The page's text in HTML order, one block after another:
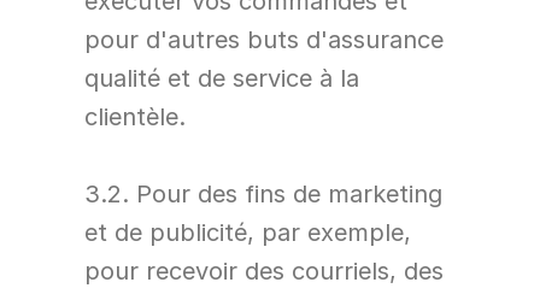
pour d'autres buts d'assurance
qualité et de service à la
clientèle.
3.2. Pour des fins de marketing
et de publicité, par exemple,
pour recevoir des courriels, des